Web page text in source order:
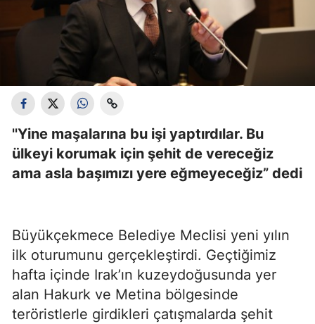
''Yine maşalarına bu işi yaptırdılar. Bu
ülkeyi korumak için şehit de vereceğiz
ama asla başımızı yere eğmeyeceğiz” dedi
Büyükçekmece Belediye Meclisi yeni yılın
ilk oturumunu gerçekleştirdi. Geçtiğimiz
hafta içinde Irak’ın kuzeydoğusunda yer
alan Hakurk ve Metina bölgesinde
teröristlerle girdikleri çatışmalarda şehit